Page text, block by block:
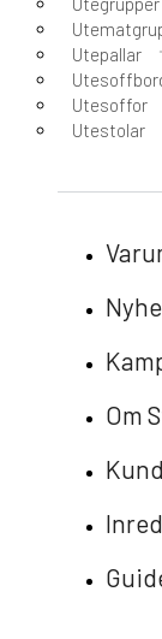
Utepallar
Utesoffor
Utestolar
Om